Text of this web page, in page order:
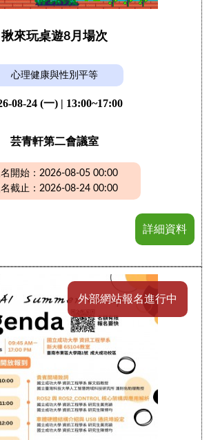
揪來玩桌遊8月場次
心理健康與性別平等
08-24 (一) | 13:00~17:00
芸青軒第二會議室
開始：2026-08-05 00:00
截止：2026-08-24 00:00
詳細資料
外部網站報名進行中